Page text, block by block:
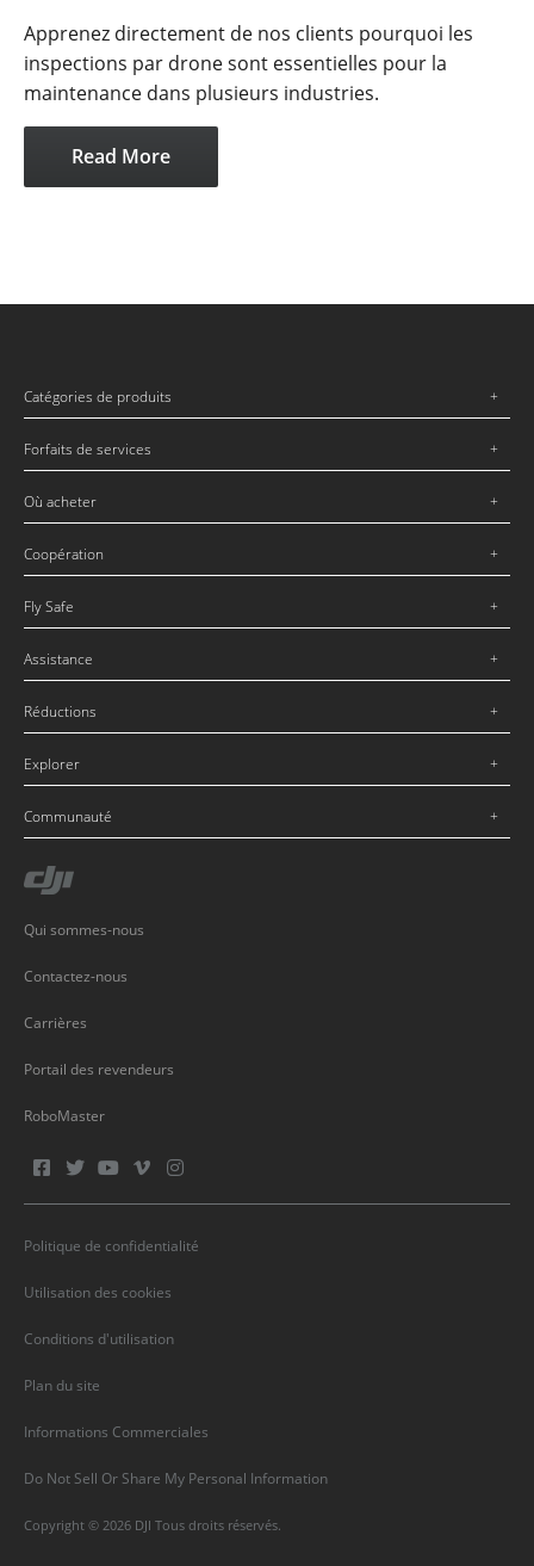
Apprenez directement de nos clients pourquoi les
inspections par drone sont essentielles pour la
maintenance dans plusieurs industries.
Read More
Catégories de produits
Forfaits de services
Où acheter
Coopération
Fly Safe
Assistance
Réductions
Explorer
Communauté
Qui sommes-nous
Contactez-nous
Carrières
Portail des revendeurs
RoboMaster
Politique de confidentialité
Utilisation des cookies
Conditions d'utilisation
Plan du site
Informations Commerciales
Do Not Sell Or Share My Personal Information
Copyright © 2026 DJI Tous droits réservés.